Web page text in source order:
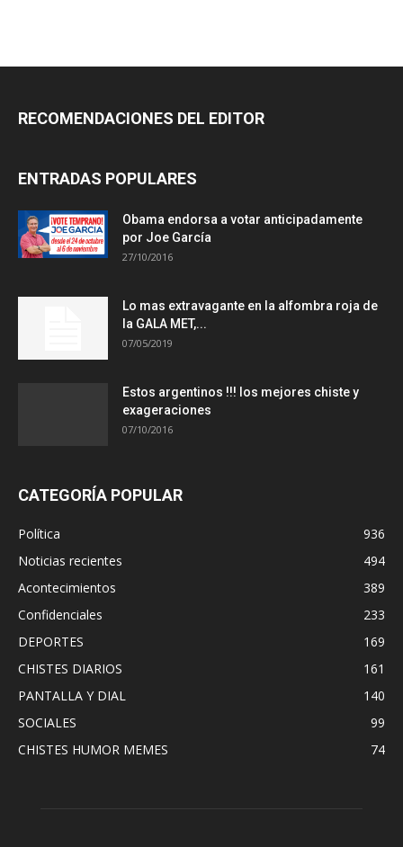
RECOMENDACIONES DEL EDITOR
ENTRADAS POPULARES
Obama endorsa a votar anticipadamente
por Joe García
27/10/2016
Lo mas extravagante en la alfombra roja de
la GALA MET,...
07/05/2019
Estos argentinos !!! los mejores chiste y
exageraciones
07/10/2016
CATEGORÍA POPULAR
Política
936
Noticias recientes
494
Acontecimientos
389
Confidenciales
233
DEPORTES
169
CHISTES DIARIOS
161
PANTALLA Y DIAL
140
SOCIALES
99
CHISTES HUMOR MEMES
74